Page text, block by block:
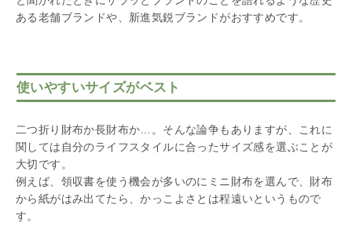
ある老舗ブランドや、新進気鋭ブランドがおすすめです。
使いやすいサイズがベスト
二つ折り財布か長財布か…。そんな論争もありますが、これに
関しては自分のライフスタイルに合ったサイズ感を選ぶことが
大切です。
例えば、領収書を使う機会が多いのにミニ財布を選んで、財布
から紙がはみ出てたら、かっこよさとは程遠いというもので
す。